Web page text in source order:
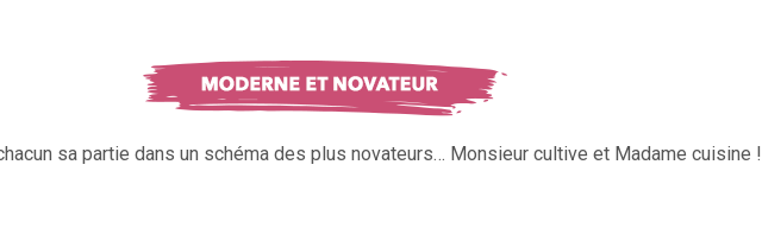
sa partie dans un schéma des plus novateurs… Monsieur cultive et Madame cuisine !